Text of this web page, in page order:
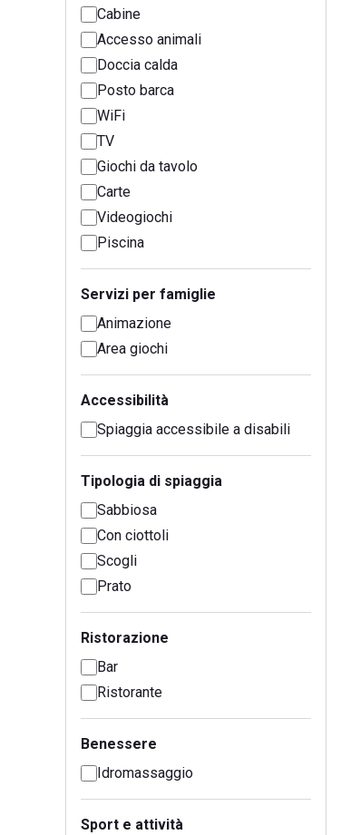
Cabine
Accesso animali
Doccia calda
Posto barca
WiFi
TV
Giochi da tavolo
Carte
Videogiochi
Piscina
Servizi per famiglie
Animazione
Area giochi
Accessibilità
Spiaggia accessibile a disabili
Tipologia di spiaggia
Sabbiosa
Con ciottoli
Scogli
Prato
Ristorazione
Bar
Ristorante
Benessere
Idromassaggio
Sport e attività